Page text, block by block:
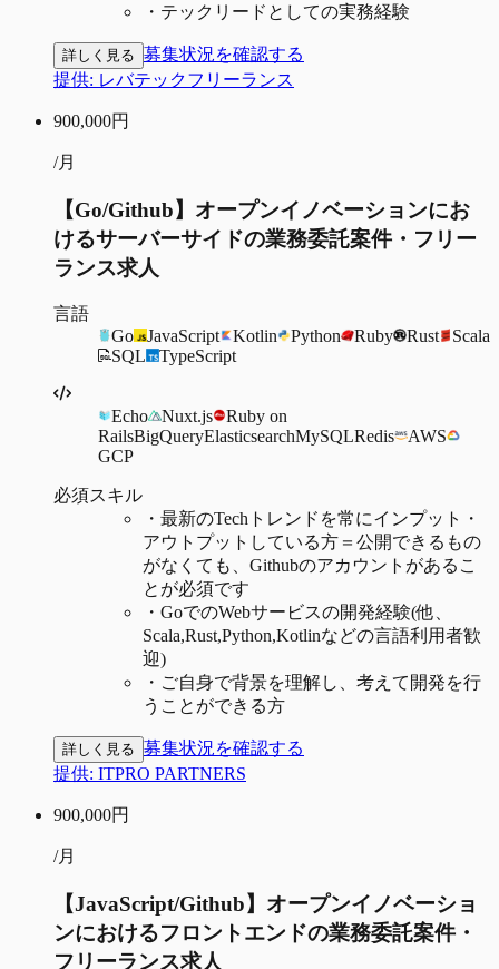
・ テックリードとしての実務経験
詳しく見る 募集状況を確認する
提供: レバテックフリーランス
900,000円
/月
【Go/Github】オープンイノベーションにお
けるサーバーサイドの業務委託案件・フリー
ランス求人
言語
Go
JavaScript Kotlin Python Ruby Rust
Scala
SQL
TypeScript
Echo Nuxt.js
Ruby on
RailsBigQueryElasticsearchMySQLRedis
AWS
GCP
必須スキル
・ 最新のTechトレンドを常にインプット・
アウトプットしている方＝公開できるもの
がなくても、Githubのアカウントがあるこ
とが必須です
・ GoでのWebサービスの開発経験(他、
Scala,Rust,Python,Kotlinなどの言語利用者歓
迎)
・ ご自身で背景を理解し、考えて開発を行
うことができる方
詳しく見る 募集状況を確認する
提供: ITPRO PARTNERS
900,000円
/月
【JavaScript/Github】オープンイノベーショ
ンにおけるフロントエンドの業務委託案件・
フリーランス求人